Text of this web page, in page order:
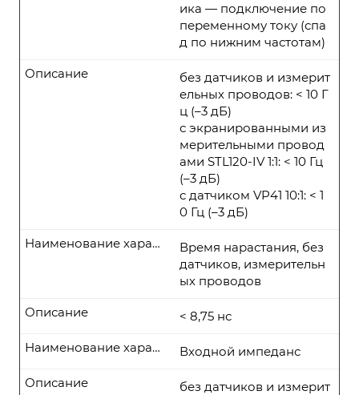
ика — подключение по
переменному току (спа
д по нижним частотам)
без датчиков и измерит
ельных проводов: < 10 Г
ц (–3 дБ)
с экранированными из
мерительными провод
ами STL120-IV 1:1: < 10 Гц
(–3 дБ)
с датчиком VP41 10:1: < 1
0 Гц (–3 дБ)
Описание
Время нарастания, без
датчиков, измерительн
ых проводов
Наименование характеристики
< 8,75 нс
Описание
Входной импеданс
Наименование характеристики
без датчиков и измерит
Описание